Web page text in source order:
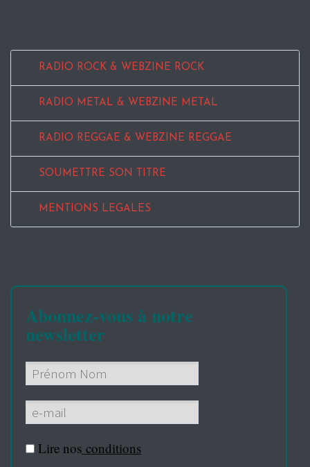
RADIO ROCK & WEBZINE ROCK
RADIO METAL & WEBZINE METAL
RADIO REGGAE & WEBZINE REGGAE
SOUMETTRE SON TITRE
MENTIONS LEGALES
Abonnez-vous à notre
newsletter
Lire nos conditions